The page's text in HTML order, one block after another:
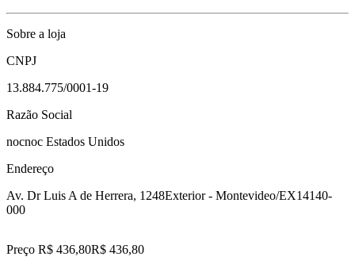
Sobre a loja
CNPJ
13.884.775/0001-19
Razão Social
nocnoc Estados Unidos
Endereço
Av. Dr Luis A de Herrera, 1248Exterior - Montevideo/EX14140-
000
Preço R$ 436,80R$ 436,80